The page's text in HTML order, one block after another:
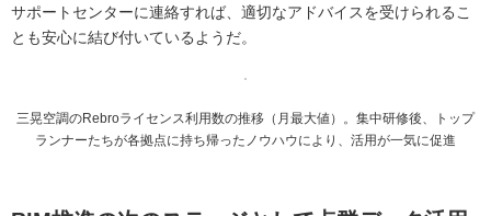
サポートセンターに連絡すれば、適切なアドバイスを受けられるこ
とも安心に結び付いているようだ。
三晃空調のRebroライセンス利用数の推移（月最大値）。集中研修後、トップ
ランナーたちが各拠点に持ち帰ったノウハウにより、活用が一気に促進